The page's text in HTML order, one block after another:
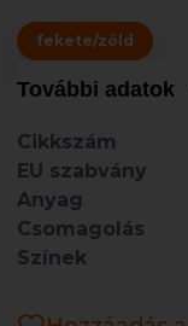
fekete/zöld
További adatok
Cikkszám
EU szabvány
Anyag
Csomagolás
Színek